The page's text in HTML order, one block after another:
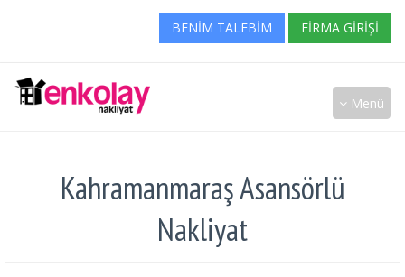
BENIM TALEBIM FIRMA GIRIŞI
Menü
Kahramanmaraş Asansörlü
Nakliyat